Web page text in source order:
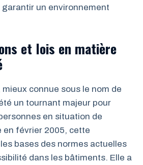
un environnement
et lois en matière
mieux connue sous le nom de
un tournant majeur pour
en situation de
en février 2005, cette
bases des normes actuelles
dans les bâtiments. Elle a